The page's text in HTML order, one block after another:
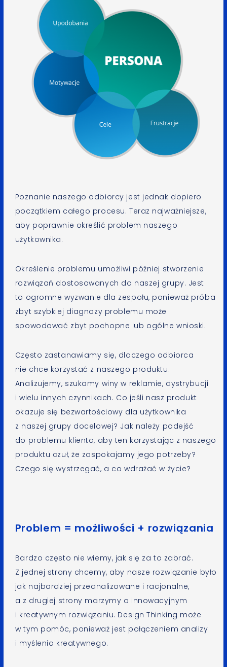
Poznanie naszego odbiorcy jest jednak dopiero
początkiem całego procesu. Teraz najważniejsze,
aby poprawnie określić problem naszego
użytkownika.
Określenie problemu umożliwi później stworzenie
rozwiązań dostosowanych do naszej grupy. Jest
to ogromne wyzwanie dla zespołu, ponieważ próba
zbyt szybkiej diagnozy problemu może
spowodować zbyt pochopne lub ogólne wnioski.
Często zastanawiamy się, dlaczego odbiorca
nie chce korzystać z naszego produktu.
Analizujemy, szukamy winy w reklamie, dystrybucji
i wielu innych czynnikach. Co jeśli nasz produkt
okazuje się bezwartościowy dla użytkownika
z naszej grupy docelowej? Jak należy podejść
do problemu klienta, aby ten korzystając z naszego
produktu czuł, że zaspokajamy jego potrzeby?
Czego się wystrzegać, a co wdrażać w życie?
Problem = możliwości + rozwiązania
Bardzo często nie wiemy, jak się za to zabrać.
Z jednej strony chcemy, aby nasze rozwiązanie było
jak najbardziej przeanalizowane i racjonalne,
a z drugiej strony marzymy o innowacyjnym
i kreatywnym rozwiązaniu. Design Thinking może
w tym pomóc, ponieważ jest połączeniem analizy
i myślenia kreatywnego.